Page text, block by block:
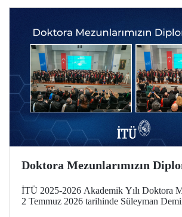
Doktora Mezunlarımızın
İTÜ 2025-2026 Akademik Yılı Doktora
2 Temmuz 2026 tarihinde Süleyman